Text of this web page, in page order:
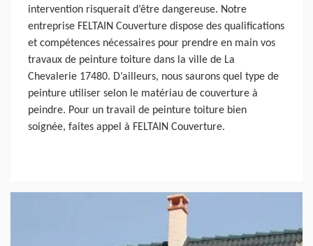
intervention risquerait d’être dangereuse. Notre
entreprise FELTAIN Couverture dispose des qualifications
et compétences nécessaires pour prendre en main vos
travaux de peinture toiture dans la ville de La
Chevalerie 17480. D’ailleurs, nous saurons quel type de
peinture utiliser selon le matériau de couverture à
peindre. Pour un travail de peinture toiture bien
soignée, faites appel à FELTAIN Couverture.